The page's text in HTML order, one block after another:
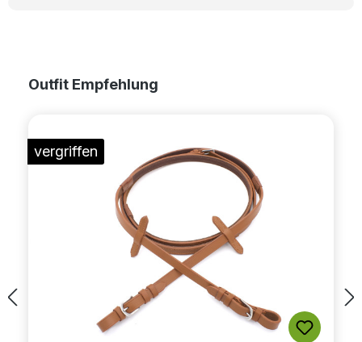
Produktgalerie überspringen
Outfit Empfehlung
vergriffen